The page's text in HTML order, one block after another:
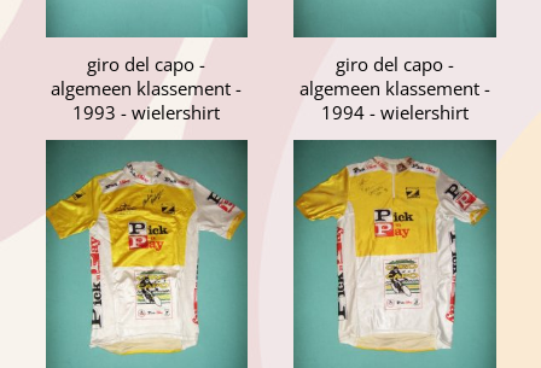
giro del capo -
algemeen klassement -
1993 - wielershirt
giro del capo -
algemeen klassement -
1994 - wielershirt